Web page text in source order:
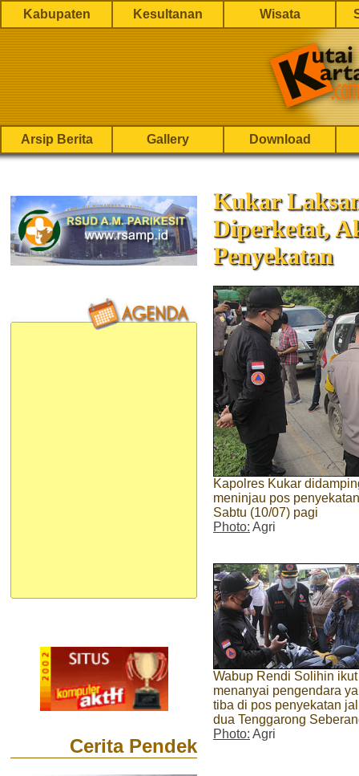
Kabupaten Kesultanan Wisata
Arsip Berita Gallery Download
Cerita Pendek
Kukar
Diperketat,
Penyekatan
Kapolres Kukar
meninjau pos
Sabtu (10/07) pagi
Photo: Agri
Wabup Rendi Solihin ikut
menanyai pengendara
tiba di pos penyekatan
dua Tenggarong
Photo: Agri